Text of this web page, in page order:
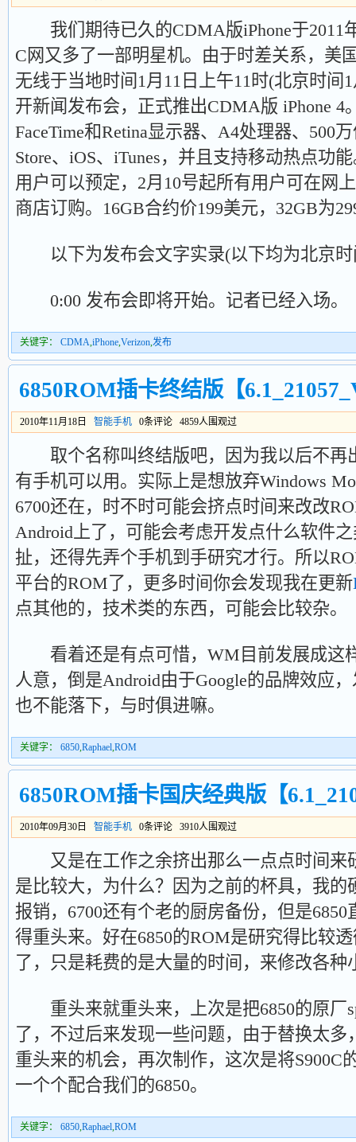
我们期待已久的CDMA版iPhone于2011
C网又多了一部明星机。由于时差关系，美
无线于当地时间1月11日上午11时(北京时间
开新闻发布会，正式推出CDMA版 iPhone 4
FaceTime和Retina显示器、A4处理器、500
Store、iOS、iTunes，并且支持移动热点功
用户可以预定，2月10号起所有用户可在网
商店订购。16GB合约价199美元，32GB为
以下为发布会文字实录(以下均为北京时
0:00 发布会即将开始。记者已经入场。
关键字： CDMA,iPhone,Verizon,发布
6850ROM插卡终结版【
2010年11月18日 智能手机 0条评论 4859人围观过
取个名称叫终结版吧，因为我以后不再
有手机可以用。实际上是想放弃Windows
6700还在，时不时可能会挤点时间来改改
Android上了，可能会考虑开发点什么软件
扯，还得先弄个手机到手研究才行。所以
平台的ROM了，更多时间你会发现我在更新
点其他的，技术类的东西，可能会比较杂。
看着还是有点可惜，WM目前发展成这
人意，倒是Android由于Google的品牌效应
也不能落下，与时俱进嘛。
关键字： 6850,Raphael,ROM
6850ROM插卡国庆经典版【
2010年09月30日 智能手机 0条评论 3910人围观过
又是在工作之余挤出那么一点点时间来
是比较大，为什么？因为之前的杯具，我的
报销，6700还有个老的厨房备份，但是
得重头来。好在6850的ROM是研究得比较
了，只是耗费的是大量的时间，来修改各种
重头来就重头来，上次是把6850的原厂
了，不过后来发现一些问题，由于替换太多
重头来的机会，再次制作，这次是将S900C
一个个配合我们的6850。
关键字： 6850,Raphael,ROM